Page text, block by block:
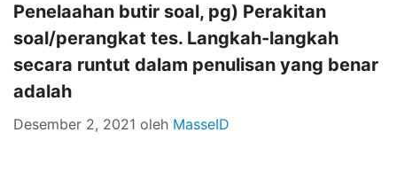
Penelaahan butir soal, pg) Perakitan
soal/perangkat tes. Langkah-langkah
secara runtut dalam penulisan yang benar
adalah
Desember 2, 2021 oleh MasseID